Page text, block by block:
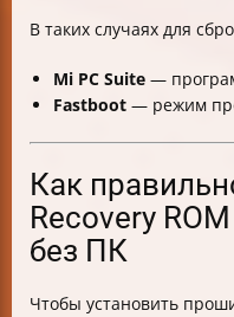
В таких случаях для
Mi PC Suite —
Fastboot — режим
Как
Recovery
без ПК
Чтобы установить